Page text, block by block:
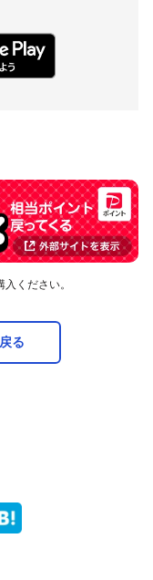
4,000円相当／回・
10,000円相当／月
リの「近くのお店」
、その他のお支払方
お支払いはPayPayピ
びPayPay株式会社
ものが適用されま
を除き、それらが重
入ください。
る